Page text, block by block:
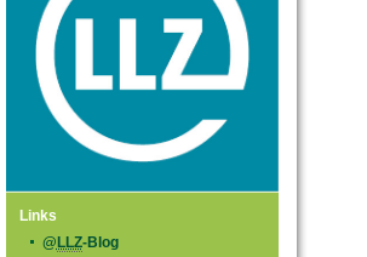
Links
@ LLZ-Blog